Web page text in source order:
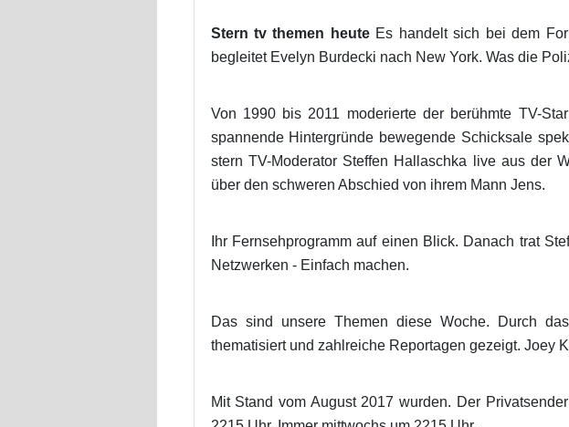
Stern tv themen heuteEs handelt sich bei dem
begleitet Evelyn Burdecki nach New York. Was die
Von 1990 bis 2011 moderierte der berühmte TV-
spannende Hintergründe bewegende Schicksale
stern TV-Moderator Steffen Hallaschka live aus der
über den schweren Abschied von ihrem Mann Jens.
Ihr Fernsehprogramm auf einen Blick. Danach trat
Netzwerken - Einfach machen.
Das sind unsere Themen diese Woche. Durch
thematisiert und zahlreiche Reportagen gezeigt. Joey
Mit Stand vom August 2017 wurden. Der